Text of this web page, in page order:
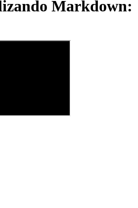
Markdown: